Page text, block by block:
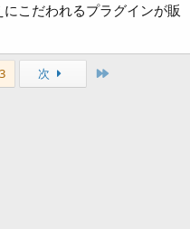
こだわれるプラグインが販
次